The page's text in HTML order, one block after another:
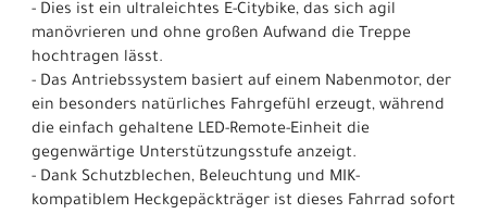
- Dies ist ein ultraleichtes E-Citybike, das sich agil
manövrieren und ohne großen Aufwand die Treppe
hochtragen lässt.
- Das Antriebssystem basiert auf einem Nabenmotor, der
ein besonders natürliches Fahrgefühl erzeugt, während
die einfach gehaltene LED-Remote-Einheit die
gegenwärtige Unterstützungsstufe anzeigt.
- Dank Schutzblechen, Beleuchtung und MIK-
kompatiblem Heckgepäckträger ist dieses Fahrrad sofort